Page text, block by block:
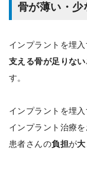
骨が薄い・少
インプラントを埋
支える骨が足りない
す。
インプラントを埋
インプラント治療
患者さんの負担が大